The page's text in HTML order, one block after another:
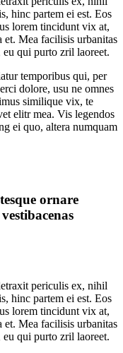
hinc partem ei est. Eos
lorem tincidunt vix at,
et. Mea facilisis urbanitas
qui purto zril laoreet.
temporibus qui, per
dolore, usu ne omnes
similique vix, te
elitr mea. Vis legendos
ei quo, altera numquam
ornare
periculis ex, nihil
hinc partem ei est. Eos
lorem tincidunt vix at,
et. Mea facilisis urbanitas
qui purto zril laoreet.